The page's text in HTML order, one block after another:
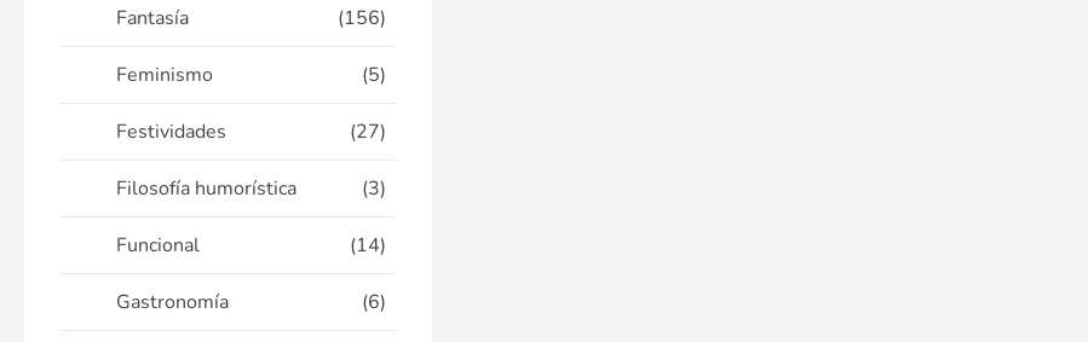
Fantasía (156)
Feminismo (5)
Festividades (27)
Filosofía humorística (3)
Funcional (14)
Gastronomía (6)